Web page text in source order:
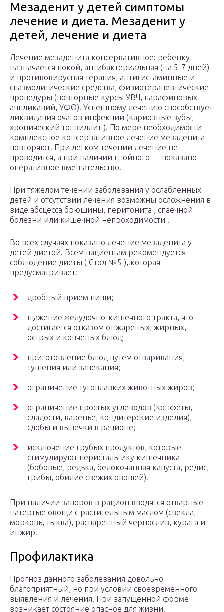
Мезаденит у детей симптомы
лечение и диета. Мезаденит у
детей, лечение и диета
Лечение мезаденита консервативное: ребенку
назначается покой, антибактериальная (на 5-7 дней)
и противовирусная терапия, антигистаминные и
спазмолитические средства, физиотерапевтические
процедуры (повторные курсы УВЧ, парафиновых
аппликаций, УФО). Успешному лечению способствует
ликвидация очагов инфекции (кариозные зубы,
хронический тонзиллит ). По мере необходимости
комплексное консервативное лечение мезаденита
повторяют. При легком течении лечение не
проводится, а при наличии гнойного — показано
оперативное вмешательство.
При тяжелом течении заболевания у ослабленных
детей и отсутствии лечения возможны осложнения в
виде абсцесса брюшины, перитонита , спаечной
болезни или кишечной непроходимости .
Во всех случаях показано лечение мезаденита у
детей диетой. Всем пациентам рекомендуется
соблюдение диеты ( Стол №5 ), которая
предусматривает:
дробный прием пищи;
щажение желудочно-кишечного тракта, что
достигается отказом от жареных, жирных,
острых и копченых блюд;
приготовление блюд путем отваривания,
тушения или запекания;
ограничение тугоплавких животных жиров;
ограничение простых углеводов (конфеты,
сладости, варенье, кондитерские изделия),
сдобы и выпечки в рационе;
исключение грубых продуктов, которые
стимулируют перистальтику кишечника
(бобовые, редька, белокочанная капуста, редис,
грибы, обилие свежих овощей).
При наличии запоров в рацион вводятся отварные
натертые овощи с растительным маслом (свекла,
морковь, тыква), распаренный чернослив, курага и
инжир.
Профилактика
Прогноз данного заболевания довольно
благоприятный, но при условии своевременного
выявления и лечения. При запущенной форме
возникает состояние опасное для жизни.